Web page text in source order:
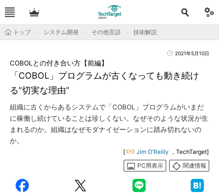
トップ システム開発 その他言語 技術解説
2021年5月10日
「COBOL」プログラムが古くなっても動き続け
る“切実な理由”
COBOLとの付き合い方【前編】
組織に古くからあるシステムで「COBOL」プログラムがいまだ
に稼働し続けていることは珍しくない。なぜそのような状況が生
まれるのか。組織はなぜモダナイゼーションに踏み切れないの
か。
[ Jim O'Reilly ，TechTarget]
PC用表示
関連情報